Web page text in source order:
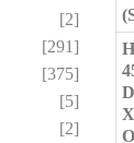
[2]
[291]
[375]
[5]
[2]